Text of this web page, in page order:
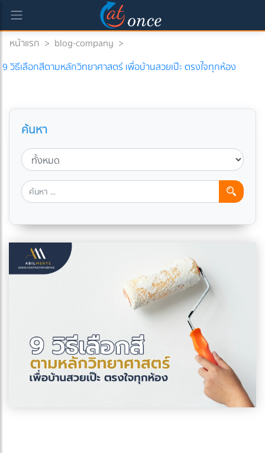
หน้าแรก > blog-company >
9 วิธีเลือกสีตามหลักวิทยาศาสตร์ เพื่อบ้านสวยเป๊ะ ตรงใจทุกห้อง
ค้นหา